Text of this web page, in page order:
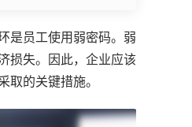
是员工使用 弱密码。弱
损失。因此，企业应该
的关键措施。